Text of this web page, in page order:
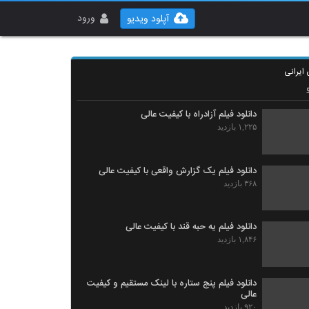
ورود آپلود ویدیو
دانلود فیلم آزادراه با کیفیت عالی
۱,۲۲۵ بازدید
دانلود فیلم یک گزارش واقعی با کیفیت عالی
۳۶۸ بازدید
دانلود فیلم یه حبه قند با کیفیت عالی
۱,۸۴۶ بازدید
دانلود فیلم پنج ستاره با لینک مستقیم و کیفیت
عالی
۹۲۰ بازدید